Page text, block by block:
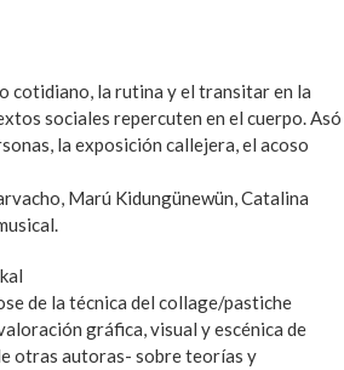
cotidiano, la rutina y el transitar en la
sociales repercuten en el cuerpo. Asó
la exposición callejera, el acoso
Marú Kidungünewün, Catalina
de la técnica del collage/pastiche
gráfica, visual y escénica de
otras autoras- sobre teorías y